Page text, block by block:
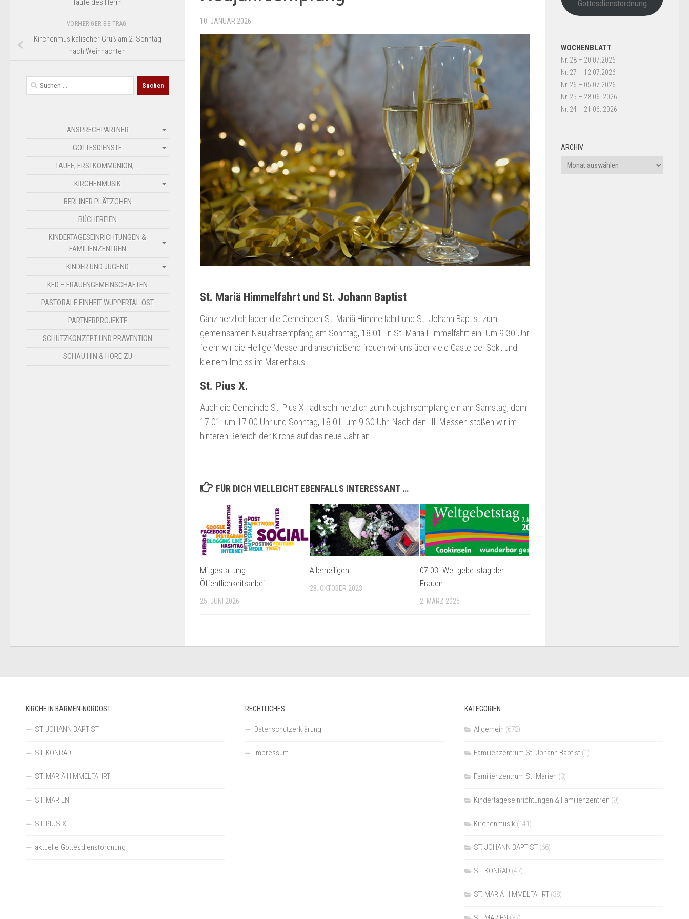
10. JANUAR 2026
St. Mariä Himmelfahrt und St. Johann Baptist
Ganz herzlich laden die Gemeinden St. Mariä Himmelfahrt und St. Johann Baptist zum
gemeinsamen Neujahrsempfang am Sonntag, 18.01. in St. Mariä Himmelfahrt ein. Um 9.30 Uhr
feiern wir die Heilige Messe und anschließend freuen wir uns über viele Gäste bei Sekt und
kleinem Imbiss im Marienhaus
St. Pius X.
Auch die Gemeinde St. Pius X. lädt sehr herzlich zum Neujahrsempfang ein am Samstag, dem
17.01. um 17.00 Uhr und Sonntag, 18.01. um 9.30 Uhr. Nach den Hl. Messen stoßen wir im
hinteren Bereich der Kirche auf das neue Jahr an.
FÜR DICH VIELLEICHT EBENFALLS INTERESSANT …
Mitgestaltung
Öffentlichkeitsarbeit
25. JUNI 2026
Allerheiligen
28. OKTOBER 2023
07.03. Weltgebetstag der
Frauen
2. MÄRZ 2025
Taufe des Herrn
VORHERIGER BEITRAG
Kirchenmusikalischer Gruß am 2. Sonntag
nach Weihnachten
Suchen
nach:
ANSPRECHPARTNER
GOTTESDIENSTE
TAUFE, ERSTKOMMUNION, …
KIRCHENMUSIK
BERLINER PLÄTZCHEN
BÜCHEREIEN
KINDERTAGESEINRICHTUNGEN &
FAMILIENZENTREN
KINDER UND JUGEND
KFD – FRAUENGEMEINSCHAFTEN
PASTORALE EINHEIT WUPPERTAL OST
PARTNERPROJEKTE
SCHUTZKONZEPT UND PRÄVENTION
SCHAU HIN & HÖRE ZU
Gottesdienstordnung
WOCHENBLATT
Nr. 28 – 20.07.2026
Nr. 27 – 12.07.2026
Nr. 26 – 05.07.2026
Nr. 25 – 28.06..2026
Nr. 24 – 21.06..2026
ARCHIV
Archiv
KIRCHE IN BARMEN-NORDOST
ST. JOHANN BAPTIST
ST. KONRAD
ST. MARIÄ HIMMELFAHRT
ST. MARIEN
ST. PIUS X.
aktuelle Gottesdienstordnung
RECHTLICHES
Datenschutzerklärung
Impressum
KATEGORIEN
Allgemein (672)
Familienzentrum St. Johann Baptist(1)
Familienzentrum St. Marien (3)
Kindertageseinrichtungen & Familienzentren (9)
Kirchenmusik (141)
ST. JOHANN BAPTIST(66)
ST. KONRAD (47)
ST. MARIÄ HIMMELFAHRT(38)